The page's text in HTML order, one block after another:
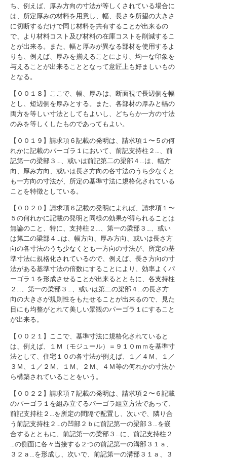
ち、例えば、厚み方向の寸法が等しくされている場合に
は、所定厚みの材料を用意し、幅、長さを所望の大きさ
に切断するだけで同じ材料を共有することが出来るの
で、より材料コスト及び材料の在庫コストを削減するこ
とが出来る。また、幅と厚みが異なる部材を使用するよ
りも、例えば、厚みを揃えることにより、均一な印象を
与えることが出来ることとなって意匠上も好ましいもの
となる。
【００１８】ここで、幅、厚みは、断面視で長辺側を幅
とし、短辺側を厚みとする。また、各部材の厚みと幅の
両方を等しい寸法としてもよいし、どちらか一方の寸法
のみを等しくしたものであってもよい。
【００１９】請求項６記載の発明は、請求項１〜５の何
れかに記載のパーゴラ１において、前記支持柱２…、前
記第一の梁部３…、或いは前記第二の梁部４…は、幅方
向、厚み方向、或いは長さ方向の各寸法のうち少なくと
も一方向の寸法が、所定の基準寸法に規格化されている
ことを特徴としている。
【００２０】請求項６記載の発明によれば、請求項１〜
５の何れかに記載の発明と同様の効果が得られることは
無論のこと、特に、支持柱２…、第一の梁部３…、或い
は第二の梁部４…は、幅方向、厚み方向、或いは長さ方
向の各寸法のうち少なくとも一方向の寸法が、所定の基
準寸法に規格化されているので、例えば、長さ方向の寸
法がある基準寸法の倍数にすることにより、効率よくパ
ーゴラ１を形成させることが出来るとともに、各支持柱
２…、第一の梁部３…、或いは第二の梁部４…の長さ方
向の大きさが規則性をもたせることが出来るので、見た
目にも均整がとれて美しい景観のパーゴラ１にすること
が出来る。
【００２１】ここで、基準寸法に規格化されていると
は、例えば、１Ｍ（モジュール）＝９１０ｍｍを基準寸
法として、住宅１０の各寸法が例えば、１／４Ｍ、１／
３Ｍ、１／２Ｍ、１Ｍ、２Ｍ、４Ｍ等の何れかの寸法か
ら構築されていることをいう。
【００２２】請求項７記載の発明は、請求項２〜６記載
のパーゴラ１を組み立てるパーゴラ組立方法であって、
前記支持柱２…を所定の間隔で配置し、次いで、隣り合
う前記支持柱２…の凹部２ｂに前記第一の梁部３…を嵌
合するとともに、前記第一の梁部３…に、前記支持柱２
…の側面に各々当接する２つの前記第一の溝部３１ａ、
３２ａ…を形成し、次いで、前記第一の溝部３１ａ、３